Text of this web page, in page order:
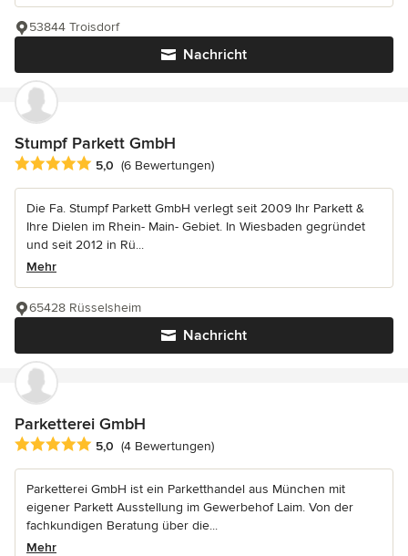
Nachricht
53844 Troisdorf
Stumpf Parkett GmbH
Durchschnittliche Bewertung: 5 von 5 Sternen
5,0 (6 Bewertungen)
Die Fa. Stumpf Parkett GmbH verlegt seit 2009 Ihr Parkett &
Ihre Dielen im Rhein- Main- Gebiet. In Wiesbaden gegründet
und seit 2012 in Rü...
Mehr
Nachricht
65428 Rüsselsheim
Parketterei GmbH
Durchschnittliche Bewertung: 5 von 5 Sternen
5,0 (4 Bewertungen)
Parketterei GmbH ist ein Parketthandel aus München mit
eigener Parkett Ausstellung im Gewerbehof Laim. Von der
fachkundigen Beratung über die...
Mehr